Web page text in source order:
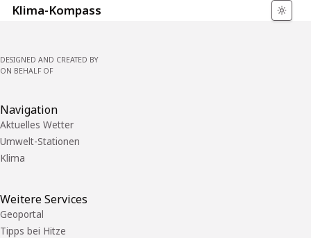
Klima-Kompass
DESIGNED AND CREATED BY
ON BEHALF OF
Navigation
Aktuelles Wetter
Umwelt-Stationen
Klima
Weitere Services
Geoportal
Tipps bei Hitze